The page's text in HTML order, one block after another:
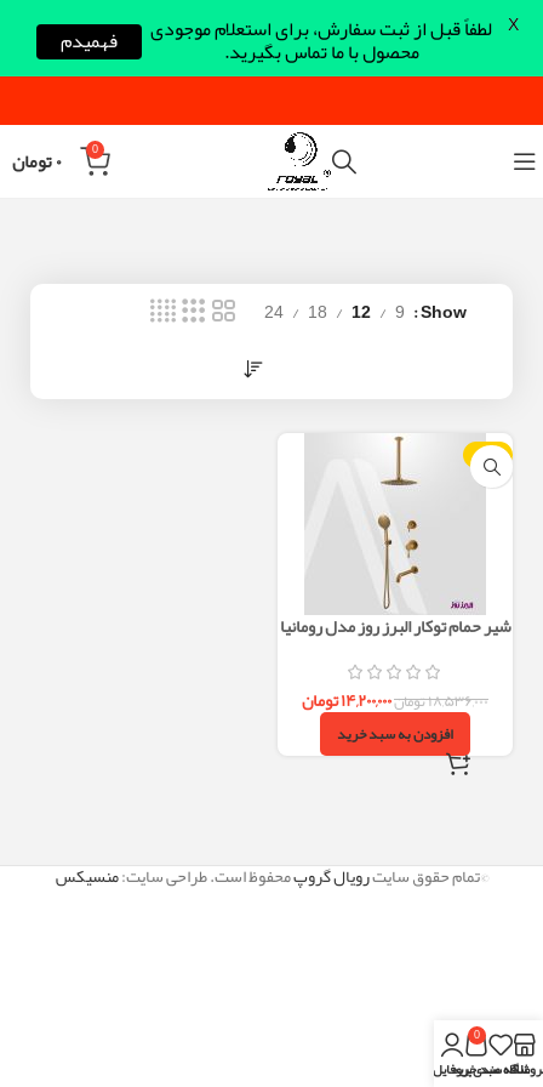
0 ۰تومان
Show
9
12
18
24
-23%
شیر حمام توکار البرز روز مدل رومانیا
۱۸,۵۳۶,۰۰۰تومان۱۴,۲۰۰,۰۰۰تومان
افزودن به سبد خرید
©تمام حقوق سایترویال گروپمحفوظ است. طراحی سایت:منسیکس
لطفاً قبل از ثبت سفارش، برای استعلام موجودی
محصول با ما تماس بگیرید. فهمیدم X
علاقه مندی
0
سبد خریدپروفایل